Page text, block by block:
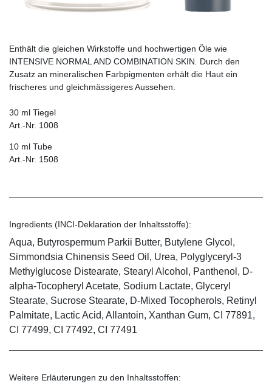
Enthält die gleichen Wirkstoffe und hochwertigen Öle wie
INTENSIVE NORMAL AND COMBINATION SKIN
Durch den
Zusatz an mineralischen Farbpigmenten erhält die Haut ein
frischeres und gleichmässigeres Aussehen.
30 ml Tiegel
Art.-Nr. 1008
10 ml Tube
Art.-Nr. 1508
Ingredients (INCI-Deklaration der Inhaltsstoffe):
Aqua, Butyrospermum Parkii Butter, Butylene Glycol,
Simmondsia Chinensis Seed Oil, Urea, Polyglyceryl-3
Methylglucose Distearate, Stearyl Alcohol, Panthenol, D-
alpha-Tocopheryl Acetate, Sodium Lactate, Glyceryl
Stearate, Sucrose Stearate, D-Mixed Tocopherols, Retinyl
Palmitate, Lactic Acid, Allantoin, Xanthan Gum, CI 77891,
CI 77499, CI 77492, CI 77491
Weitere Erläuterungen zu den Inhaltsstoffen: